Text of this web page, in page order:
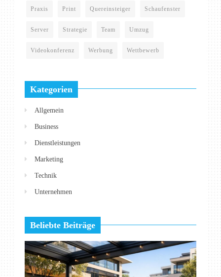
Praxis Print Quereinsteiger Schaufenster
Server Strategie Team Umzug
Videokonferenz Werbung Wettbewerb
Kategorien
Allgemein
Business
Dienstleistungen
Marketing
Technik
Unternehmen
Beliebte Beiträge